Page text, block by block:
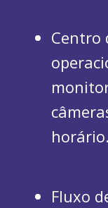
Centro
horário.
Fluxo